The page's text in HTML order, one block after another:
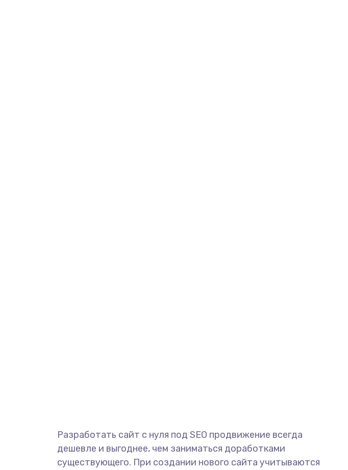
Разработать сайт с нуля под SEO продвижение всегда
дешевле и выгоднее, чем заниматься доработками
существующего. При создании нового сайта учитываются